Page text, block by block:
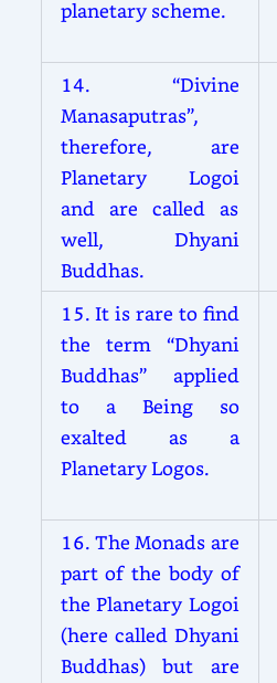
planetary scheme.
14. “Divine
Manasaputras”,
therefore, are
Planetary Logoi
and are called as
well, Dhyani
Buddhas.
15. It is rare to find
the term “Dhyani
Buddhas” applied
to a Being so
exalted as a
Planetary Logos.
16. The Monads are
part of the body of
the Planetary Logoi
(here called Dhyani
Buddhas) but are